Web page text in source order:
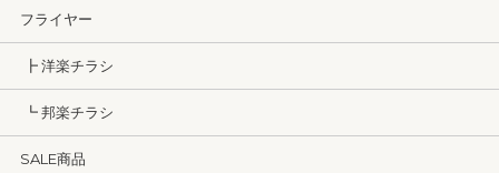
フライヤー
┣ 洋楽チラシ
┗ 邦楽チラシ
SALE商品